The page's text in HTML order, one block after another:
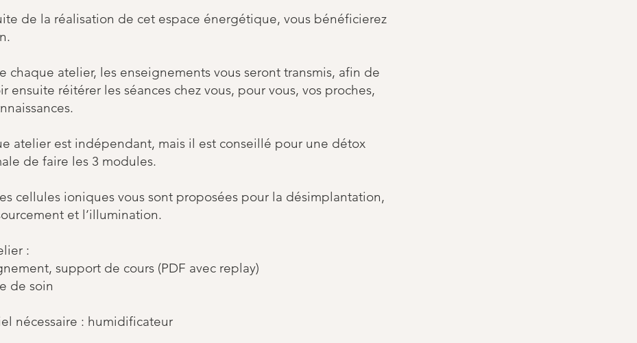
de la réalisation de cet espace énergétique, vous bénéficierez
chaque atelier, les enseignements vous seront transmis, afin de
ensuite réitérer les séances chez vous, pour vous, vos proches,
atelier est indépendant, mais il est conseillé pour une détox
de faire les 3 modules.
cellules ioniques vous sont proposées pour la désimplantation,
et l’illumination.
:
support de cours (PDF avec replay)
de soin
nécessaire : humidificateur